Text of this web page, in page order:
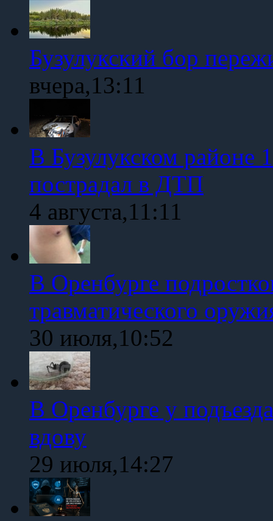
Бузулукский бор
вчера,13:11
В Бузулукском районе
пострадал в ДТП
4 августа,11:11
В Оренбурге
травматического
30 июля,10:52
В Оренбурге у
вдову
29 июля,14:27